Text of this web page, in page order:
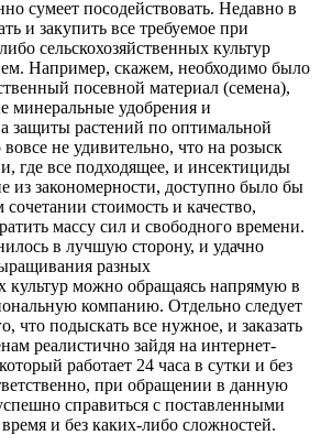
сумеет посодействовать. Недавно в
и закупить все требуемое при
сельскохозяйственных культур
Например, скажем, необходимо было
посевной материал (семена),
минеральные удобрения и
защиты растений по оптимальной
не удивительно, что на розыск
где все подходящее, и инсектициды
из закономерности, доступно было бы
стоимость и качество,
массу сил и свободного времени.
в лучшую сторону, и удачно
разных
культур можно обращаясь напрямую в
компанию. Отдельно следует
что подыскать все нужное, и заказать
реалистично зайдя на интернет-
работает 24 часа в сутки и без
при обращении в данную
справиться с поставленными
время и без каких-либо сложностей.